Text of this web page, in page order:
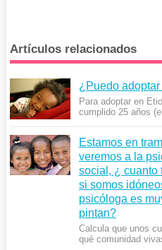
Artículos relacionados
¿Puedo
Para adoptar en
cumplido 25 años
Estamos en
veremos a la
social, ¿ cuanto
si somos
psicóloga es
pintan?
Calcula que unos
qué comunidad